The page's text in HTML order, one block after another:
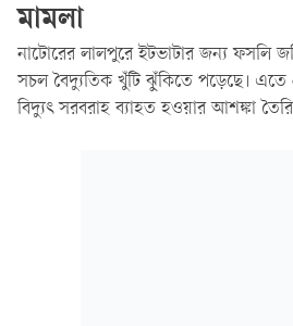
মামলা
নাটোরের লালপুরে ইটভাটার জন্য ফসলি
সচল বৈদ্যুতিক খুঁটি ঝুঁকিতে পড়েছে। এতে
বিদ্যুৎ সরবরাহ ব্যাহত হওয়ার আশঙ্কা